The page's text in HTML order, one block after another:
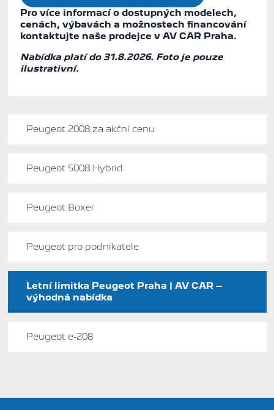
Pro více informací o dostupných modelech,
cenách, výbavách a možnostech financování
kontaktujte naše prodejce v AV CAR Praha.
Nabídka platí do 31.8.2026. Foto je pouze
ilustrativní.
Peugeot 2008 za akční cenu
Peugeot 5008 Hybrid
Peugeot Boxer
Peugeot pro podnikatele
Letní limitka Peugeot Praha | AV CAR –
výhodná nabídka
Peugeot e-208